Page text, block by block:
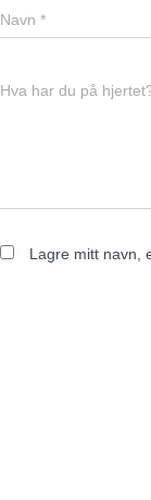
Navn *
Hva har du på
Lagre mitt navn,